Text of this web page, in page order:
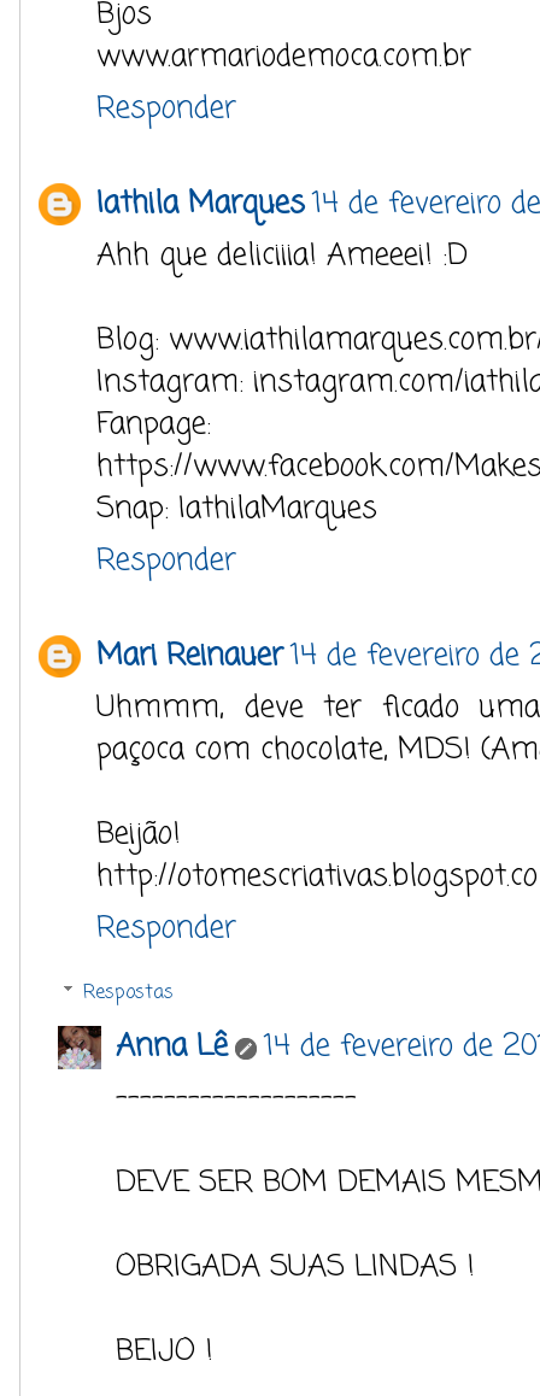
Bjos
www.armariodemoca.com.br
Responder
Iathila Marques14 de fevereiro
Ahh que deliciiia! Ameeei! :D
Blog:
Instagram: instagram.com/
Fanpage:
https://www.facebook.com/
Snap: IathilaMarques
Responder
Mari Reinauer14 de fevereiro de
Uhmmm, deve ter ficado
paçoca com chocolate, MDS!
Beijão!
http://
Responder
Respostas
Anna Lê
14 de fevereiro de
--------------------
DEVE SER BOM DEMAIS
OBRIGADA SUAS LINDAS !
BEIJO !